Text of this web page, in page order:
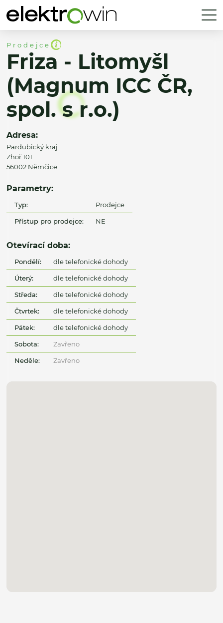
Prodejce
Friza - Litomyšl
(Magnum ICC ČR,
spol. s r.o.)
Adresa:
Pardubický kraj
Zhoř 101
56002 Němčice
Parametry:
Typ: Prodejce
Přístup pro prodejce: NE
Otevírací doba:
Pondělí: dle telefonické dohody
Úterý: dle telefonické dohody
Středa: dle telefonické dohody
Čtvrtek: dle telefonické dohody
Pátek: dle telefonické dohody
Sobota: Zavřeno
Neděle: Zavřeno